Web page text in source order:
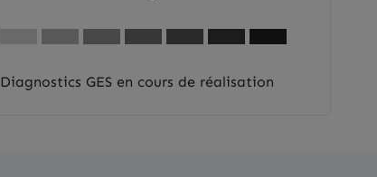
Diagnostics GES en cours de réalisation